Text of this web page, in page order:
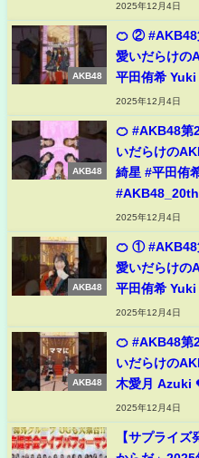
2025年12月4日
AKB48
🍊 ② #AKB48
愛いだらけの
平田侑希
2025年12月4日
AKB48
🍊 #AKB48第
いだらけの
綺星 #平田侑
2025年12月4日
AKB48
🍊 ① #AKB48
愛いだらけの
平田侑希
2025年12月4日
AKB48
🍊 #AKB48第
いだらけの
木愛月 Azuki
2025年12月4日
【サプライ